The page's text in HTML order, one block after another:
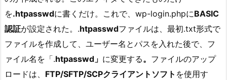
を.htpasswdに書くだけ。これで、wp-login.phpにBASIC
認証が設定された。.htpasswdファイルは、最初.txt形式で
ファイルを作成して、ユーザー名とパスを入れた後で、フ
ァイル名を「.htpasswd」 に変更する。 ファイルのアップ
ロードは、 FTP/SFTP/SCPクライアントソフト を使用す